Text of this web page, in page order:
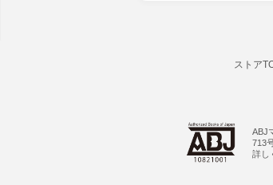
ストア
ABJ
713
詳し